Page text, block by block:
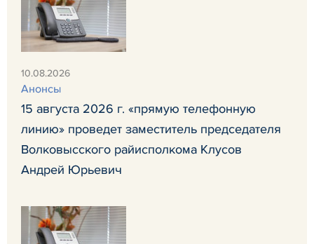
10.08.2026
Анонсы
15 августа 2026 г. «прямую телефонную
линию» проведет заместитель председателя
Волковысского райисполкома Клусов
Андрей Юрьевич